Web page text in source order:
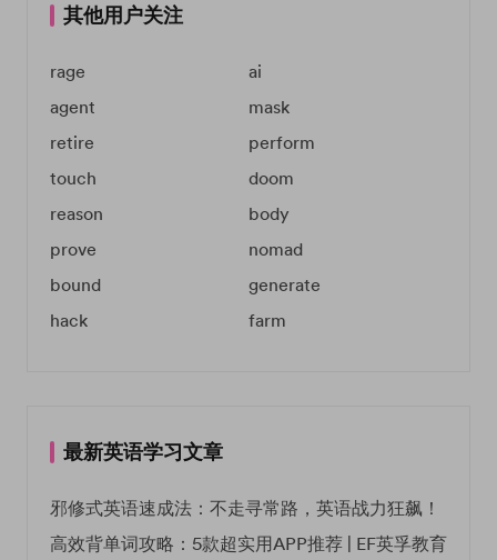
其他用户关注
rage
ai
agent
mask
retire
perform
touch
doom
reason
body
prove
nomad
bound
generate
hack
farm
最新英语学习文章
邪修式英语速成法：不走寻常路，英语战力狂飙！
高效背单词攻略：5款超实用APP推荐 | EF英孚教育